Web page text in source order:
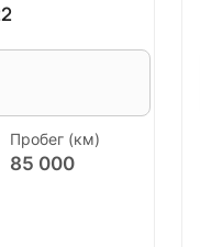
Пробег (км)
85 000